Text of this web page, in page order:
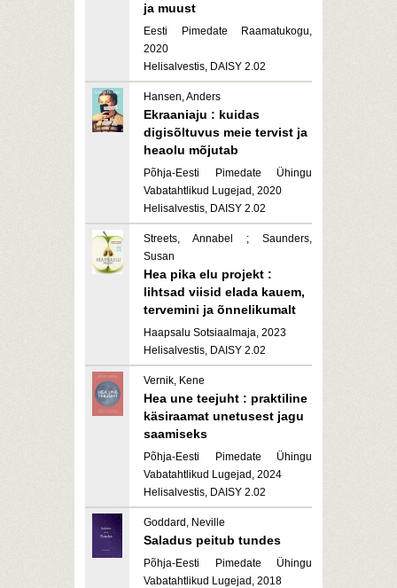
ja muust
Eesti Pimedate Raamatukogu,
2020
Helisalvestis, DAISY 2.02
Hansen, Anders
Ekraaniaju : kuidas
digisõltuvus meie tervist ja
heaolu mõjutab
Põhja-Eesti Pimedate Ühingu
Vabatahtlikud Lugejad, 2020
Helisalvestis, DAISY 2.02
Streets, Annabel ; Saunders,
Susan
Hea pika elu projekt :
lihtsad viisid elada kauem,
tervemini ja õnnelikumalt
Haapsalu Sotsiaalmaja, 2023
Helisalvestis, DAISY 2.02
Vernik, Kene
Hea une teejuht : praktiline
käsiraamat unetusest jagu
saamiseks
Põhja-Eesti Pimedate Ühingu
Vabatahtlikud Lugejad, 2024
Helisalvestis, DAISY 2.02
Goddard, Neville
Saladus peitub tundes
Põhja-Eesti Pimedate Ühingu
Vabatahtlikud Lugejad, 2018